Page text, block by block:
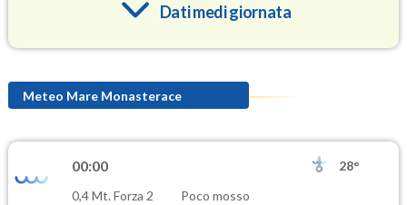
Dati medi giornata
(Ozono) 86.6
(Diossido di azoto)
Meteo Mare Monasterace
00:00
28°
0,4 Mt. Forza 2
Poco mosso